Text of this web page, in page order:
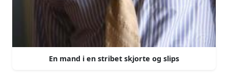
En mand i en stribet skjorte og slips